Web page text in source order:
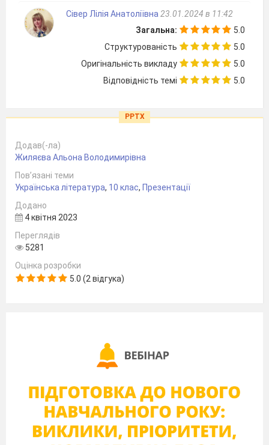
Сівер Лілія Анатоліївна 23.01.2024 в 11:42
Загальна:
5.0
Структурованість
5.0
Оригінальність викладу
5.0
Відповідність темі
5.0
PPTX
Додав(-ла)
Жиляєва Альона Володимирівна
Пов’язані теми
Українська література, 10 клас, Презентації
Додано
4 квітня 2023
Переглядів
5281
Оцінка розробки
5.0 (2 відгука)